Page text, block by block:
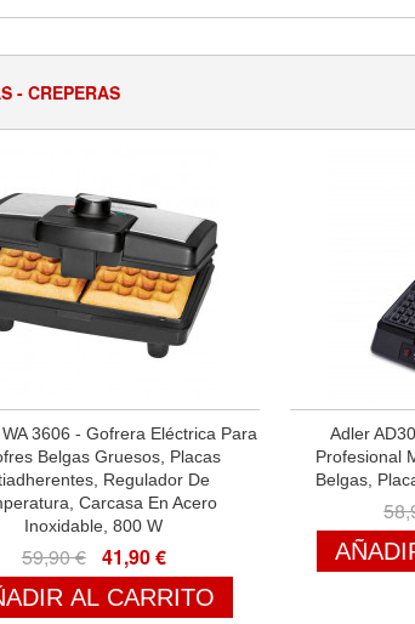
- CREPERAS
3606 - Gofrera Eléctrica Para
Belgas Gruesos, Placas
Regulador De
Carcasa En Acero
Inoxidable, 800 W
59,90 € 41,90 €
AL CARRITO
Adler
Profesional
Belgas,